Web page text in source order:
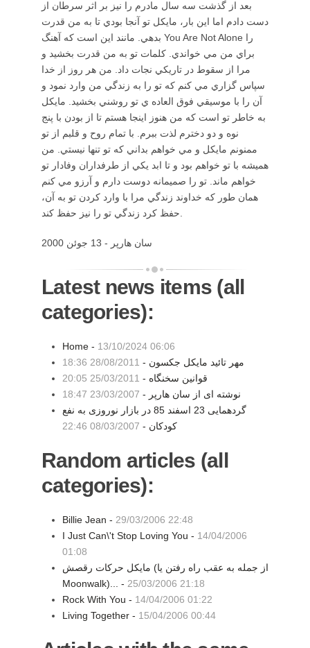
بعد از گذشت سه سال مادرم را نيز بر اثر سرطان از
دست دادم اما اين بار، مايكل تو آنجا بودي تا به من قدرت
بدهي. مانند اين است كه آهنگ You Are Not Alone را
براي من مي خواندي. كلمات تو به من قدرت بخشيد و
مرا از سقوط در تاريكي نجات داد. من هر روز از خدا
سپاس گزاري مي كنم كه تو را به زندگي من وارد نمود و
آن را با موسيقي فوق العاده ي تو روشني بخشيد. مايكل
به خاطر تو است كه من هنوز اينجا هستم تا از بودن با پنج
نوه و دو دخترم لذت ببرم. با تمام روح و قلبم از تو
ممنونم مايكل و مي خواهم بداني كه تو تنها نيستي. من
هميشه با تو خواهم بود و تا ابد يكي از طرفداران وفادار تو
خواهم ماند. تو را صميمانه دوست دارم و آرزو مي كنم
همان طور كه خداوند زندگي مرا با وارد كردن تو به آن،
سان هارپر - 13 جوئن 2000
Latest news items (all
categories):
Home - 13/10/2024 06:06
مهر تائید مایکل جکسون - 28/08/2011 18:36
قوانین سخنگاه - 25/03/2011 20:05
نوشته ای از سان هارپر - 23/03/2007 18:47
گردهمایی 23 اسفند 85 در بازار نوروزی به نفع
کودکان - 08/03/2007 22:46
Random articles (all
categories):
Billie Jean - 29/03/2006 22:48
I Just Can\'t Stop Loving You - 14/04/2006
01:08
مايكل حركات رقصش (از جمله به عقب راه رفتن يا
Moonwalk)... - 25/03/2006 21:18
Rock With You - 14/04/2006 01:22
Living Together - 15/04/2006 00:44